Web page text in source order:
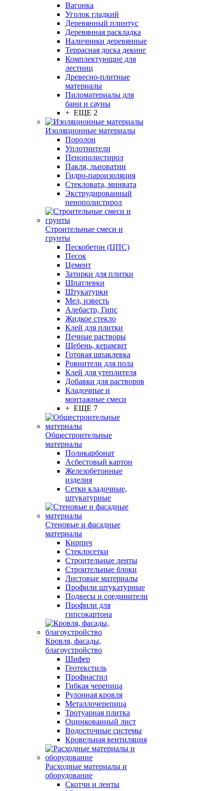
Вагонка
Уголок гладкий
Деревянный плинтус
Деревянная раскладка
Наличники деревянные
Террасная доска декинг
Комплектующие для
лестниц
Древесно-плитные
материалы
Пиломатериалы для
бани и сауны
+ ЕЩЕ 2
Изоляционные материалы
Поролон
Уплотнители
Пенополистирол
Пакля, льноватин
Гидро-пароизоляция
Стекловата, минвата
Экструдированный
пенополистирол
Строительные смеси и
грунты
Пескобетон (ЦПС)
Песок
Цемент
Затирки для плитки
Шпатлевки
Штукатурки
Мел, известь
Алебастр, Гипс
Жидкое стекло
Клей для плитки
Печные растворы
Щебень, керамзит
Готовая шпаклевка
Ровнители для пола
Клей для утеплителя
Добавки для растворов
Кладочные и
монтажные смеси
+ ЕЩЕ 7
Общестроительные
материалы
Поликарбонат
Асбестовый картон
Железобетонные
изделия
Сетки кладочные,
штукатурные
Стеновые и фасадные
материалы
Кирпич
Стеклосетки
Строительные ленты
Строительные блоки
Листовые материалы
Профили штукатурные
Подвесы и соединители
Профили для
гипсокартона
Кровля, фасады,
благоустройство
Шифер
Геотекстиль
Профнастил
Гибкая черепица
Рулонная кровля
Металлочерепица
Тротуарная плитка
Оцинкованный лист
Водосточные системы
Кровельная вентиляция
Расходные материалы и
оборудование
Скотчи и ленты